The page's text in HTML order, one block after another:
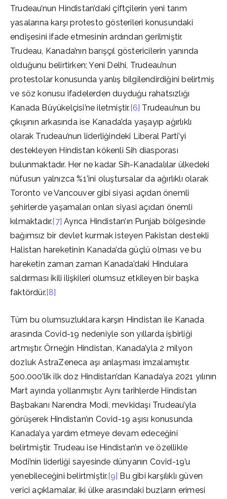
Trudeau’nun Hindistan’daki çiftçilerin yeni tarım
yasalarına karşı protesto gösterileri konusundaki
endişesini ifade etmesinin ardından gerilmiştir.
Trudeau, Kanada’nın barışçıl göstericilerin yanında
olduğunu belirtirken; Yeni Delhi, Trudeau’nun
protestolar konusunda yanlış bilgilendirdiğini belirtmiş
ve söz konusu ifadelerden duyduğu rahatsızlığı
Kanada Büyükelçisi’ne iletmiştir.[6] Trudeau’nun bu
çıkışının arkasında ise Kanada’da yaşayıp ağırlıklı
olarak Trudeau’nun liderliğindeki Liberal Parti’yi
destekleyen Hindistan kökenli Sih diasporası
bulunmaktadır. Her ne kadar Sih-Kanadalılar ülkedeki
nüfusun yalnızca %1’ini oluştursalar da ağırlıklı olarak
Toronto ve Vancouver gibi siyasi açıdan önemli
şehirlerde yaşamaları onları siyasi açıdan önemli
kılmaktadır.[7] Ayrıca Hindistan’ın Punjab bölgesinde
bağımsız bir devlet kurmak isteyen Pakistan destekli
Halistan hareketinin Kanada’da güçlü olması ve bu
hareketin zaman zaman Kanada’daki Hindulara
saldırması ikili ilişkileri olumsuz etkileyen bir başka
faktördür.[8]
Tüm bu olumsuzluklara karşın Hindistan ile Kanada
arasında Covid-19 nedeniyle son yıllarda işbirliği
artmıştır. Örneğin Hindistan, Kanada’yla 2 milyon
dozluk AstraZeneca aşı anlaşması imzalamıştır.
500.000’lik ilk doz Hindistan’dan Kanada’ya 2021 yılının
Mart ayında yollanmıştır. Aynı tarihlerde Hindistan
Başbakanı Narendra Modi, mevkidaşı Trudeau’yla
görüşerek Hindistan’ın Covid-19 aşısı konusunda
Kanada’ya yardım etmeye devam edeceğini
belirtmiştir. Trudeau ise Hindistan’ın ve özellikle
Modi’nin liderliği sayesinde dünyanın Covid-19’u
yenebileceğini belirtmiştir.[9] Bu gibi karşılıklı güven
verici açıklamalar, iki ülke arasındaki buzların erimesi